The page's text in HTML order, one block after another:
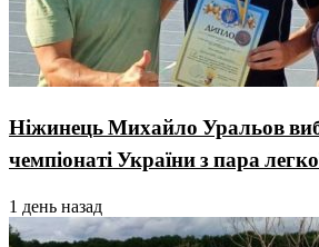
Ніжинець Михайло Уральов
чемпіонаті України з пара
1 день назад